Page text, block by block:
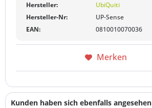
Hersteller:
UbiQuiti
Hersteller-Nr:
UP-Sense
EAN:
0810010070036
Merken
Kunden haben sich ebenfalls angesehen